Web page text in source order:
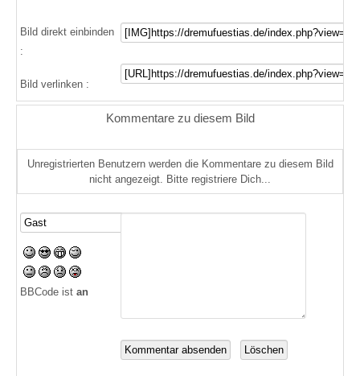
Bild direkt einbinden
:
Bild verlinken :
Kommentare zu diesem Bild
Unregistrierten Benutzern werden die Kommentare zu diesem Bild
nicht angezeigt. Bitte registriere Dich...
BBCode ist an